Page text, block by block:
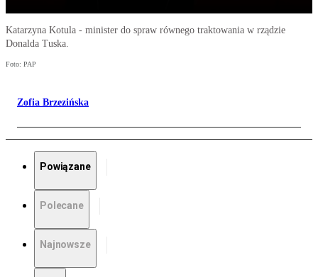
Katarzyna Kotula - minister do spraw równego traktowania w rządzie
Donalda Tuska.
Foto: PAP
Zofia Brzezińska
Powiązane
Polecane
Najnowsze